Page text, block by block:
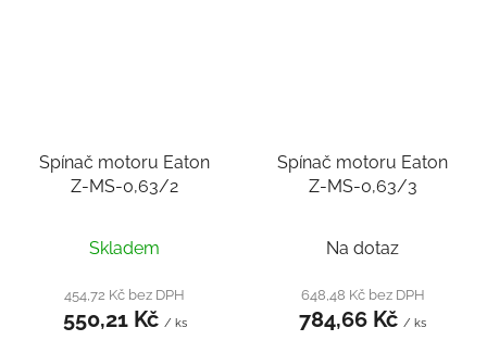
Spínač motoru Eaton
Z-MS-0,63/2
Skladem
454,72 Kč bez DPH
550,21 Kč / ks
Spínač motoru Eaton
Z-MS-0,63/3
Na dotaz
648,48 Kč bez DPH
784,66 Kč / ks